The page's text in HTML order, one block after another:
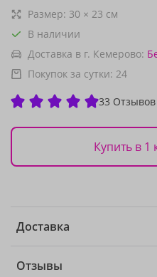
Размер: 30 × 23 см
В наличии
Доставка в г. Кемерово:
Покупок за сутки: 24
33
Купить в 1
Доставка
Отзывы